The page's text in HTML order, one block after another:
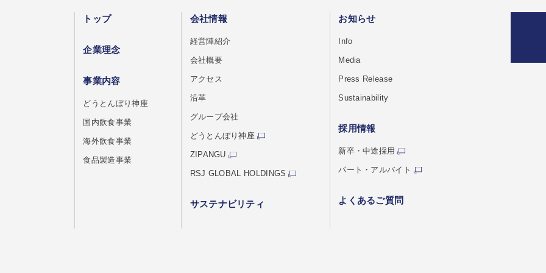
トップ
企業理念
事業内容
どうとんぼり神座
国内飲食事業
海外飲食事業
食品製造事業
会社情報
経営陣紹介
会社概要
アクセス
沿革
グループ会社
どうとんぼり神座
ZIPANGU
RSJ GLOBAL HOLDINGS
サステナビリティ
お知らせ
Info
Media
Press Release
Sustainability
採用情報
新卒・中途採用
パート・アルバイト
よくあるご質問